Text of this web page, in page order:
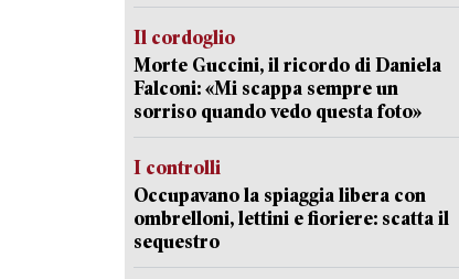
Il cordoglio
Morte Guccini, il ricordo di Daniela
Falconi: «Mi scappa sempre un
sorriso quando vedo questa foto»
I controlli
Occupavano la spiaggia libera con
ombrelloni, lettini e fioriere: scatta il
sequestro